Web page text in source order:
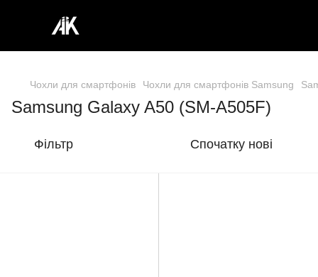
Чохли для смартфонів Чохли для смартфонів Samsung
Samsung Galaxy A50 (SM-A505F)
Фільтр Спочатку нові